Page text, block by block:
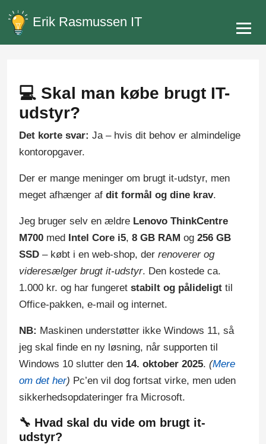
Erik Rasmussen IT
💻 Skal man købe brugt IT-
udstyr?
Det korte svar: Ja – hvis dit behov er almindelige
kontoropgaver.
Der er mange meninger om brugt it-udstyr, men
meget afhænger af dit formål og dine krav.
Jeg bruger selv en ældre Lenovo ThinkCentre
M700 med Intel Core i5, 8 GB RAM og 256 GB
SSD – købt i en web-shop, der renoverer og
videresælger brugt it-udstyr. Den kostede ca.
1.000 kr. og har fungeret stabilt og pålideligt til
Office-pakken, e-mail og internet.
NB: Maskinen understøtter ikke Windows 11, så
jeg skal finde en ny løsning, når supporten til
Windows 10 slutter den 14. oktober 2025. (Mere
om det her) Pc’en vil dog fortsat virke, men uden
sikkerhedsopdateringer fra Microsoft.
🔧 Hvad skal du vide om brugt it-
udstyr?